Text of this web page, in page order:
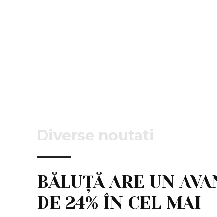
Diverse noutati
BĂLUȚĂ ARE UN
DE 24% ÎN CEL MAI